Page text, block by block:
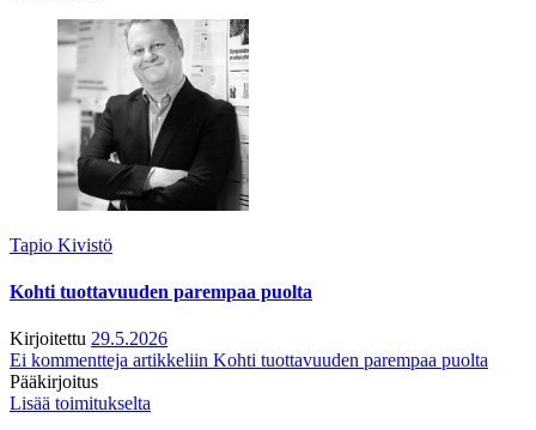
Tapio Kivistö
Kohti tuottavuuden parempaa puolta
Kirjoitettu 29.5.2026
Ei kommentteja artikkeliin Kohti tuottavuuden parempaa puolta
Pääkirjoitus
Lisää toimitukselta